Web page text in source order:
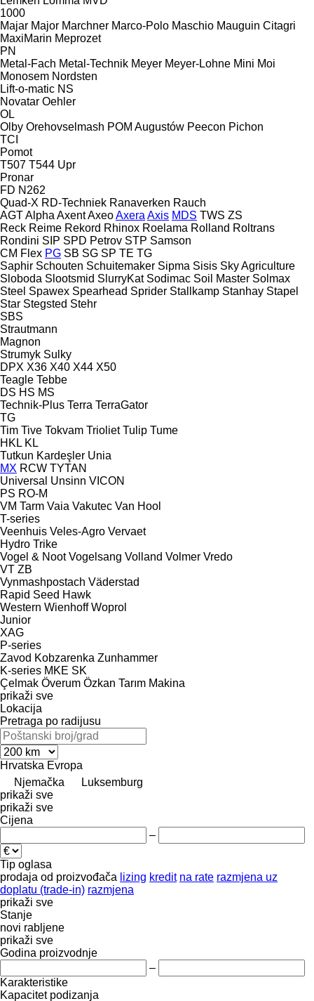
1000
Majar Major Marchner Marco-Polo Maschio Mauguin Citagri
MaxiMarin Meprozet
PN
Metal-Fach Metal-Technik Meyer Meyer-Lohne Mini Moi
Monosem Nordsten
Lift-o-matic NS
Novatar Oehler
OL
Olby Orehovselmash POM Augustów Peecon Pichon
TCI
Pomot
T507 T544 Upr
Pronar
FD N262
Quad-X RD-Techniek Ranaverken Rauch
AGTAlpha AxentAxeoAxera Axis MDS TWS ZS
Reck Reime Rekord Rhinox Roelama Rolland Roltrans
Rondini SIP SPD Petrov STP Samson
CM Flex PG SB SG SP TE TG
Saphir Schouten Schuitemaker Sipma Sisis Sky Agriculture
Sloboda Slootsmid SlurryKat Sodimac Soil Master Solmax
Steel Spawex Spearhead Sprider Stallkamp Stanhay Stapel
Star Stegsted Stehr
SBS
Strautmann
Magnon
Strumyk Sulky
DPX X36 X40 X44 X50
Teagle Tebbe
DS HS MS
Technik-Plus Terra TerraGator
TG
Tim Tive Tokvam Trioliet Tulip Tume
HKL KL
Tutkun Kardeşler Unia
MX RCW TYTAN
Universal Unsinn VICON
PS RO-M
VM Tarm Vaia Vakutec Van Hool
T-series
Veenhuis Veles-Agro Vervaet
Hydro Trike
Vogel & Noot Vogelsang Volland Volmer Vredo
VT ZB
Vynmashpostach Väderstad
Rapid Seed Hawk
Western Wienhoff Woprol
Junior
XAG
P-series
Zavod Kobzarenka Zunhammer
K-series MKE SK
Çelmak Överum Özkan Tarım Makina
prikaži sve
Lokacija
Pretraga po radijusu
Hrvatska Evropa
Njemačka
Luksemburg
prikaži sve
prikaži sve
Cijena
–
Tip oglasa
prodaja od proizvođača lizing kredit na rate razmjena uz
doplatu (trade-in) razmjena
prikaži sve
Stanje
novi rabljene
prikaži sve
Godina proizvodnje
–
Karakteristike
Kapacitet podizanja